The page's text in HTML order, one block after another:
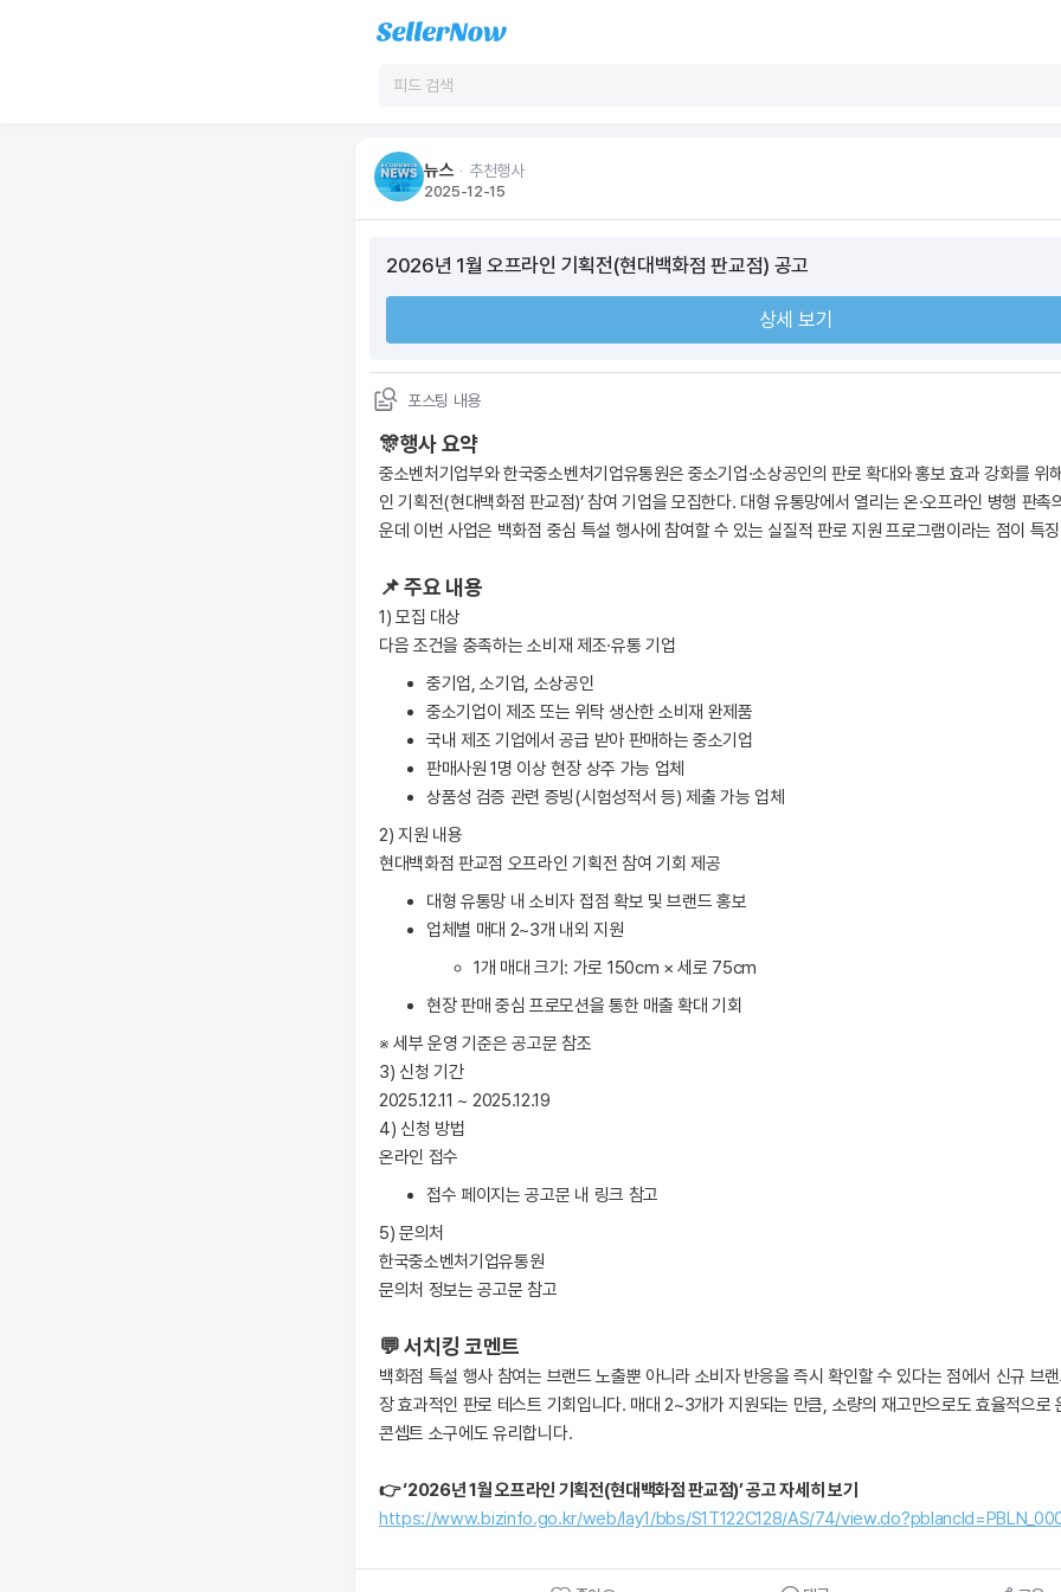
뉴스 ᆞ 추천행사
2025-12-15
2026년 1월 오프라인 기획전(현대백화점 판교점) 공고
상세 보기
포스팅 내용
🎊행사 요약
중소벤처기업부와 한국중소벤처기업유통원은 중소기업·소상공인의 판로 확대와 홍보 효과 강화를 위
인 기획전(현대백화점 판교점)’ 참여 기업을 모집한다. 대형 유통망에서 열리는 온·오프라인 병행 판촉
운데 이번 사업은 백화점 중심 특설 행사에 참여할 수 있는 실질적 판로 지원 프로그램이라는 점이 특
📌 주요 내용
1) 모집 대상
다음 조건을 충족하는 소비재 제조·유통 기업
중기업, 소기업, 소상공인
중소기업이 제조 또는 위탁 생산한 소비재 완제품
국내 제조 기업에서 공급 받아 판매하는 중소기업
판매사원 1명 이상 현장 상주 가능 업체
상품성 검증 관련 증빙(시험성적서 등) 제출 가능 업체
2) 지원 내용
현대백화점 판교점 오프라인 기획전 참여 기회 제공
대형 유통망 내 소비자 접점 확보 및 브랜드 홍보
업체별 매대 2~3개 내외 지원
1개 매대 크기: 가로 150cm × 세로 75cm
현장 판매 중심 프로모션을 통한 매출 확대 기회
※ 세부 운영 기준은 공고문 참조
3) 신청 기간
2025.12.11 ~ 2025.12.19
4) 신청 방법
온라인 접수
접수 페이지는 공고문 내 링크 참고
5) 문의처
한국중소벤처기업유통원
문의처 정보는 공고문 참고
💬 서치킹 코멘트
백화점 특설 행사 참여는 브랜드 노출뿐 아니라 소비자 반응을 즉시 확인할 수 있다는 점에서 신규 브
장 효과적인 판로 테스트 기회입니다. 매대 2~3개가 지원되는 만큼, 소량의 재고만으로도 효율적으로
콘셉트 소구에도 유리합니다.
👉 ‘2026년 1월 오프라인 기획전(현대백화점 판교점)’ 공고 자세히 보기
https://www.bizinfo.go.kr/web/lay1/bbs/S1T122C128/AS/74/